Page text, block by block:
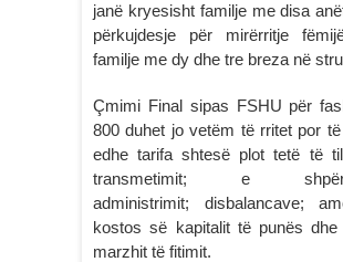
janë kryesisht familje me disa
përkujdesje për mirërritje
familje me dy dhe tre breza në
Çmimi Final sipas FSHU për
800 duhet jo vetëm të rritet por
edhe tarifa shtesë plot tetë të
transmetimit; e
administrimit; disbalancave;
kostos së kapitalit të punës
marzhit të fitimit.